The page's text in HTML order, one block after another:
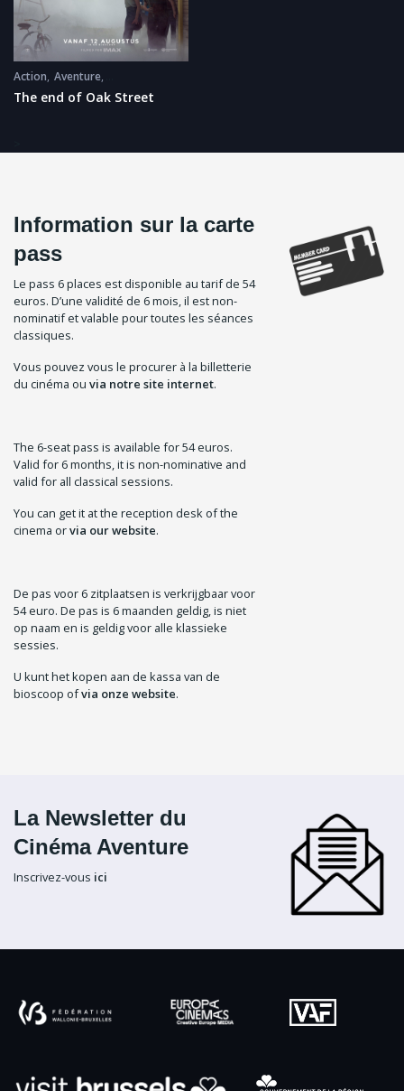
Action Aventure
Prochainement Science Fiction
The end of Oak Street
Information sur la carte
pass
Le pass 6 places est disponible au tarif de 54
euros. D’une validité de 6 mois, il est non-
nominatif et valable pour toutes les séances
classiques.
Vous pouvez vous le procurer à la billetterie
du cinéma ou via notre site internet.
The 6-seat pass is available for 54 euros.
Valid for 6 months, it is non-nominative and
valid for all classical sessions.
You can get it at the reception desk of the
cinema orvia our website.
De pas voor 6 zitplaatsen is verkrijgbaar voor
54 euro. De pas is 6 maanden geldig, is niet
op naam en is geldig voor alle klassieke
sessies.
U kunt het kopen aan de kassa van de
bioscoop ofvia onze website.
La Newsletter du
Cinéma Aventure
Inscrivez-vous ici